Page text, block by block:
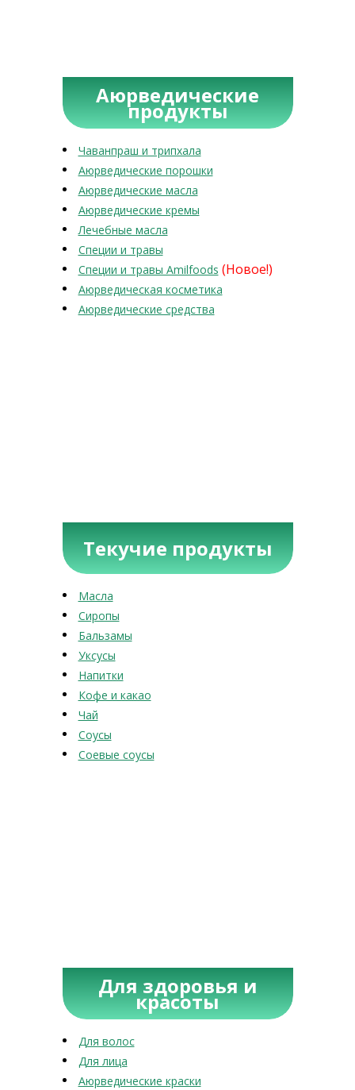
Аюрведические
продукты
Чаванпраш и трипхала
Аюрведические порошки
Аюрведические масла
Аюрведические кремы
Лечебные масла
Специи и травы
Специи и травы Amilfoods (Новое!)
Аюрведическая косметика
Аюрведические средства
Текучие продукты
Масла
Сиропы
Бальзамы
Уксусы
Напитки
Кофе и какао
Чай
Соусы
Соевые соусы
Для здоровья и
красоты
Для волос
Для лица
Аюрведические краски